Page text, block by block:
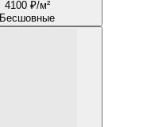
4100 ₽/м²
Бесшовные